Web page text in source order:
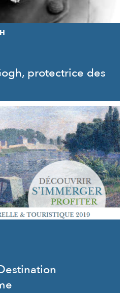
protectrice des